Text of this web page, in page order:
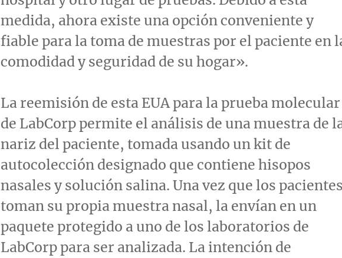
medida, ahora existe una opción conveniente y
fiable para la toma de muestras por el paciente en
comodidad y seguridad de su hogar».
La reemisión de esta EUA para la prueba molecular
de LabCorp permite el análisis de una muestra de
nariz del paciente, tomada usando un kit de
autocolección designado que contiene hisopos
nasales y solución salina. Una vez que los pacientes
toman su propia muestra nasal, la envían en un
paquete protegido a uno de los laboratorios de
LabCorp para ser analizada. La intención de